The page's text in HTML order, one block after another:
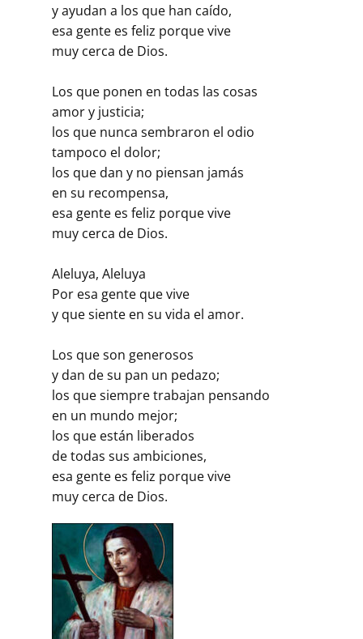
y ayudan a los que han caído,
esa gente es feliz porque vive
muy cerca de Dios.
Los que ponen en todas las cosas
amor y justicia;
los que nunca sembraron el odio
tampoco el dolor;
los que dan y no piensan jamás
en su recompensa,
esa gente es feliz porque vive
muy cerca de Dios.
Aleluya, Aleluya
Por esa gente que vive
y que siente en su vida el amor.
Los que son generosos
y dan de su pan un pedazo;
los que siempre trabajan pensando
en un mundo mejor;
los que están liberados
de todas sus ambiciones,
esa gente es feliz porque vive
muy cerca de Dios.